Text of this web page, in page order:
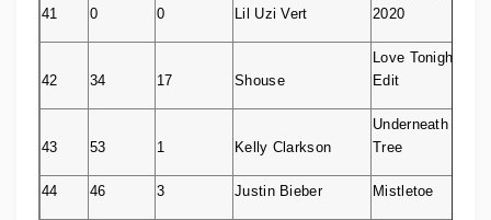
41 0 0 Lil Uzi Vert
2020
42 34 17 Shouse
Love Tonight –
Edit
43 53 1 Kelly Clarkson
Underneath the
Tree
44 46 3 Justin Bieber Mistletoe